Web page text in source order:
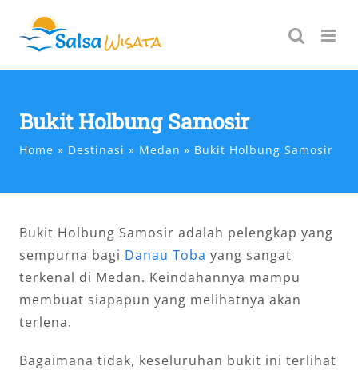
content
Bukit Holbung Samosir
Home Destinasi Medan Bukit Holbung Samosir
Bukit Holbung Samosir adalah pelengkap yang
sempurna bagi Danau Toba yang sangat
terkenal di Medan. Keindahannya mampu
membuat siapapun yang melihatnya akan
terlena.
Bagaimana tidak, keseluruhan bukit ini terlihat